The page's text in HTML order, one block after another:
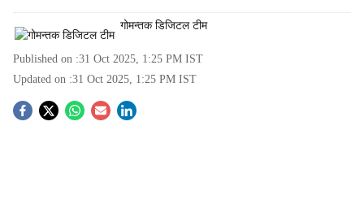
गोमन्तक डिजिटल टीम
Published on :31 Oct 2025, 1:25 PM IST
Updated on :31 Oct 2025, 1:25 PM IST
S